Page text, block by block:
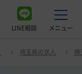
LINE相談 メニュー
埼玉県の求人 埼
【大宮／週5日 年
募集／圧倒的な症例